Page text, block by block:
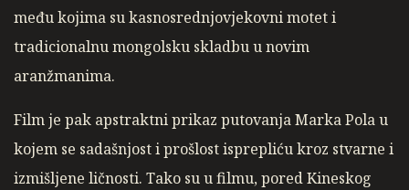
među kojima su kasnosrednjovjekovni motet i
tradicionalnu mongolsku skladbu u novim
aranžmanima.
Film je pak apstraktni prikaz putovanja Marka Pola u
kojem se sadašnjost i prošlost isprepliću kroz stvarne i
izmišljene ličnosti. Tako su u filmu, pored Kineskog